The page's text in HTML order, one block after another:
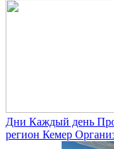
Дни Каждый день
регион Кемер